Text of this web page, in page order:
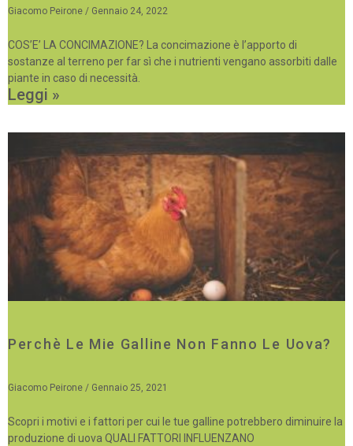
Giacomo Peirone Gennaio 24, 2022
COS’E’ LA CONCIMAZIONE? La concimazione è l’apporto di
sostanze al terreno per far sì che i nutrienti vengano assorbiti dalle
piante in caso di necessità.
Leggi »
Perchè Le Mie Galline Non Fanno Le Uova?
Giacomo Peirone Gennaio 25, 2021
Scopri i motivi e i fattori per cui le tue galline potrebbero diminuire la
produzione di uova QUALI FATTORI INFLUENZANO